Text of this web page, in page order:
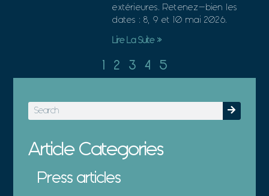
extérieures. Retenez-bien les
dates : 8, 9 et 10 mai 2026.
Lire La Suite »
1 2 3 4 5
Article Categories
Press articles